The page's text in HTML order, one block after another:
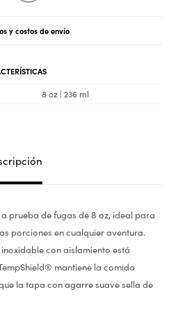
y costos de envío
8 oz | 236 ml
prueba de fugas de 8 oz, ideal para
porciones en cualquier aventura.
con aislamiento está
mantiene la comida
la tapa con agarre suave sella de